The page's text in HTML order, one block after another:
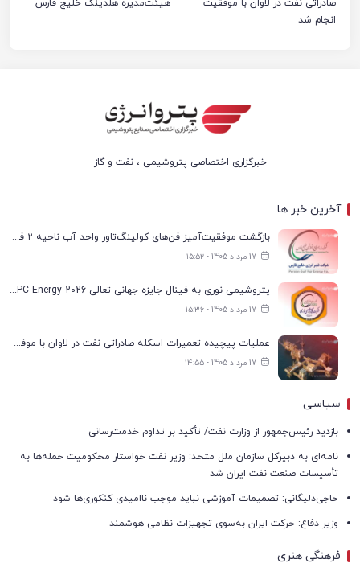
صادراتی نفت در لاوان با موفقیت
انجام شد
هیئت‌مدیره هلدینگ خلیج فارس
خبرگزاری اختصاصی پتروشیمی ، نفت و گاز
آخرین خبر ها
بازگشت موفقیت‌آمیز فن‌های کولینگ‌تاور واحد آب ناحیه ۲ فجر انرژی به مدار تولید
17 مرداد 1405 - ۱۵:۵۲
پتروشیمی نوری به فینال جایزه جهانی تعالی WPC Energy 2026 رسید
17 مرداد 1405 - ۱۵:۳۶
عملیات پیچیده تعمیرات اسکله صادراتی نفت در لاوان با موفقیت انجام شد
17 مرداد 1405 - ۱۴:۵۵
سیاسی
بازدید رئیس‌جمهور از وزارت نفت/ تأکید بر تداوم خدمت‌رسانی
نامه‌ای به دبیرکل سازمان ملل متحد: وزیر نفت خواستار محکومیت حمله‌ها به
تأسیسات صنعت نفت ایران شد
حاجی‌دلیگانی: تصمیمات آموزشی نباید موجب ناامیدی کنکوری‌ها شود
وزیر دفاع: حرکت ایران به‌سوی تجهیزات نظامی هوشمند
فرهنگی هنری